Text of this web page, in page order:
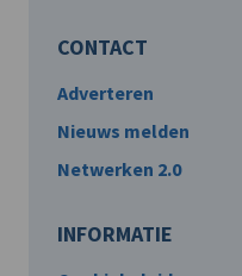
CONTACT
Adverteren
Nieuws melden
Netwerken 2.0
INFORMATIE